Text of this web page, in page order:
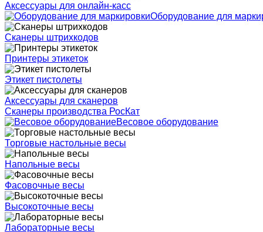
Аксессуары для онлайн-касс
Оборудование для
Сканеры штрихкодов
Принтеры этикеток
Этикет пистолеты
Аксессуары для сканеров
Сканеры производства РосКат
Весовое оборудование
Торговые настольные весы
Напольные весы
Фасовочные весы
Высокоточные весы
Лабораторные весы